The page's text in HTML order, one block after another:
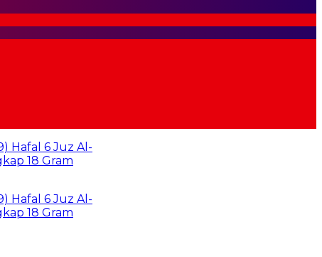
6 Juz Al-
Gram
6 Juz Al-
Gram